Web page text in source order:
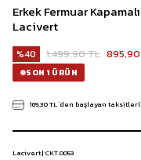
Erkek Fermuar
Lacivert
40 1.499,90 TL
SON 1 ÜRÜN
169,30 TL`den başlayan
Lacivert | CKT.0053